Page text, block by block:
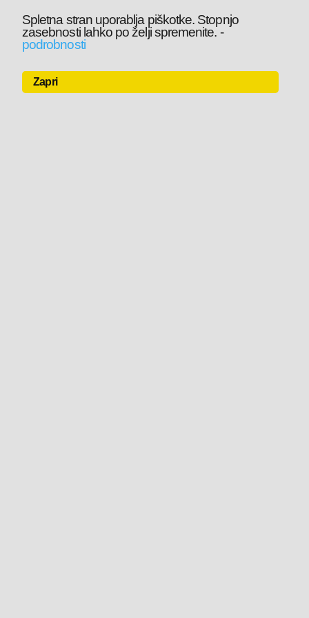
Spletna stran uporablja piškotke. Stopnjo
zasebnosti lahko po želji spremenite. -
podrobnosti
Zapri